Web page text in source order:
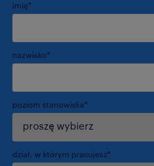
imię*
nazwisko*
poziom stanowiska*
dział, w którym pracujesz*